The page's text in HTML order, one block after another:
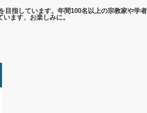
指しています。年間100名以上の宗教家や学
ます、お楽しみに。